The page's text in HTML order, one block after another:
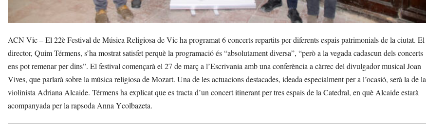
ACN Vic – El 22è Festival de Música Religiosa de Vic ha programat 6 concerts repartits per diferents espais patrimonials de la ciutat. El
director, Quim Térmens, s’ha mostrat satisfet perquè la programació és “absolutament diversa”, “però a la vegada cadascun dels concerts
ens pot remenar per dins”. El festival començarà el 27 de març a l’Escrivania amb una conferència a càrrec del divulgador musical Joan
Vives, que parlarà sobre la música religiosa de Mozart. Una de les actuacions destacades, ideada especialment per a l’ocasió, serà la de la
violinista Adriana Alcaide. Térmens ha explicat que es tracta d’un concert itinerant per tres espais de la Catedral, en què Alcaide estarà
acompanyada per la rapsoda Anna Ycolbazeta.